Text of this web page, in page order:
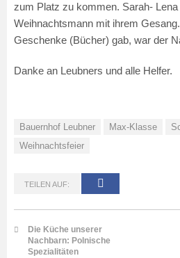
zum Platz zu kommen. Sarah-
Weihnachtsmann mit ihrem
Geschenke (Bücher) gab, war der
Danke an Leubners und alle Helfer.
Bauernhof Leubner Max-Klasse
Weihnachtsfeier
TEILEN AUF:
Die Küche unserer
Nachbarn: Polnische
Spezialitäten